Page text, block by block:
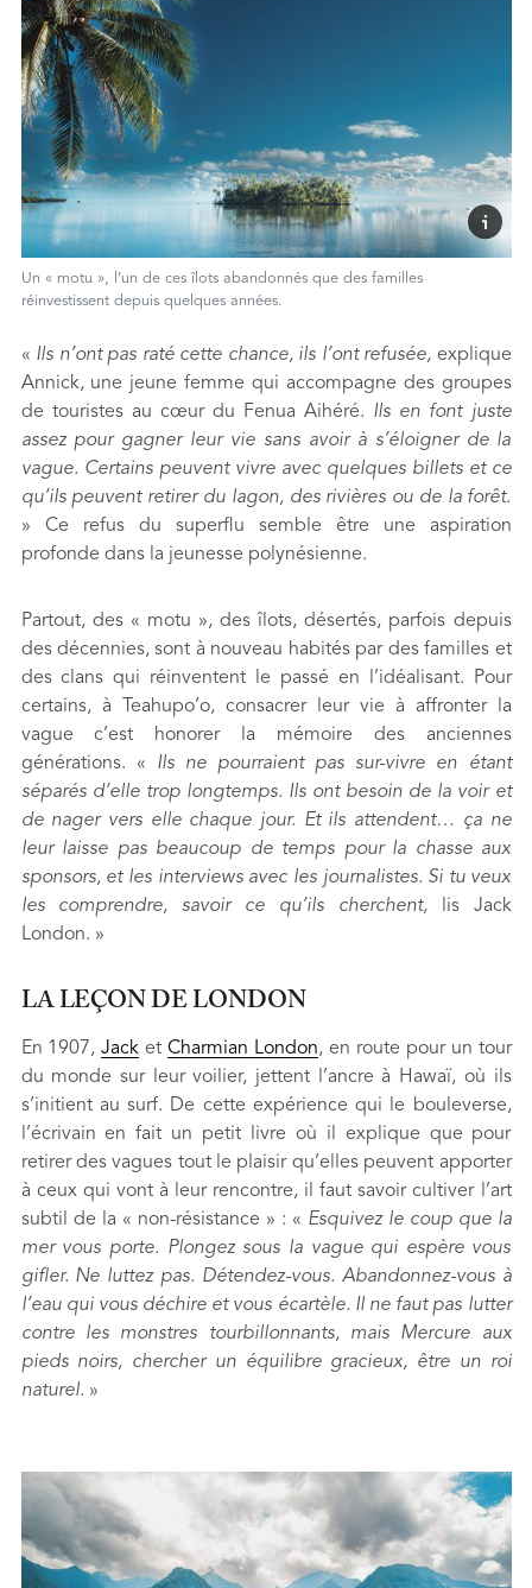
Un « motu », l’un de ces îlots abandonnés que des familles
réinvestissent depuis quelques années.
« Ils n’ont pas raté cette chance, ils l’ont refusée, explique
Annick, une jeune femme qui accompagne des groupes
de touristes au cœur du Fenua Aihéré. Ils en font juste
assez pour gagner leur vie sans avoir à s’éloigner de la
vague. Certains peuvent vivre avec quelques billets et ce
qu’ils peuvent retirer du lagon, des rivières ou de la forêt.
» Ce refus du superflu semble être une aspiration
profonde dans la jeunesse polynésienne.
Partout, des « motu », des îlots, désertés, parfois depuis
des décennies, sont à nouveau habités par des familles et
des clans qui réinventent le passé en l’idéalisant. Pour
certains, à Teahupo’o, consacrer leur vie à affronter la
vague c’est honorer la mémoire des anciennes
générations. « Ils ne pourraient pas sur-vivre en étant
séparés d’elle trop longtemps. Ils ont besoin de la voir et
de nager vers elle chaque jour. Et ils attendent… ça ne
leur laisse pas beaucoup de temps pour la chasse aux
sponsors, et les interviews avec les journalistes. Si tu veux
les comprendre, savoir ce qu’ils cherchent,lis Jack
London. »
LA LEÇON DE LONDON
En 1907,Jack etCharmian London, en route pour un tour
du monde sur leur voilier, jettent l’ancre à Hawaï, où ils
s’initient au surf. De cette expérience qui le bouleverse,
l’écrivain en fait un petit livre où il explique que pour
retirer des vagues tout le plaisir qu’elles peuvent apporter
à ceux qui vont à leur rencontre, il faut savoir cultiver l’art
subtil de la « non-résistance » : « Esquivez le coup que la
mer vous porte. Plongez sous la vague qui espère vous
gifler. Ne luttez pas. Détendez-vous. Abandonnez-vous à
l’eau qui vous déchire et vous écartèle. Il ne faut pas lutter
contre les monstres tourbillonnants, mais Mercure aux
pieds noirs, chercher un équilibre gracieux, être un roi
naturel. »